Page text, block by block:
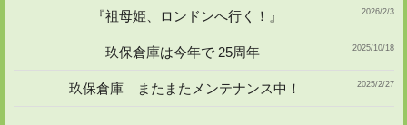
『祖母姫、ロンドンへ行く！』 2026/2/3
玖保倉庫は今年で 25周年 2025/10/18
玖保倉庫 またまたメンテナンス中！ 2025/2/27